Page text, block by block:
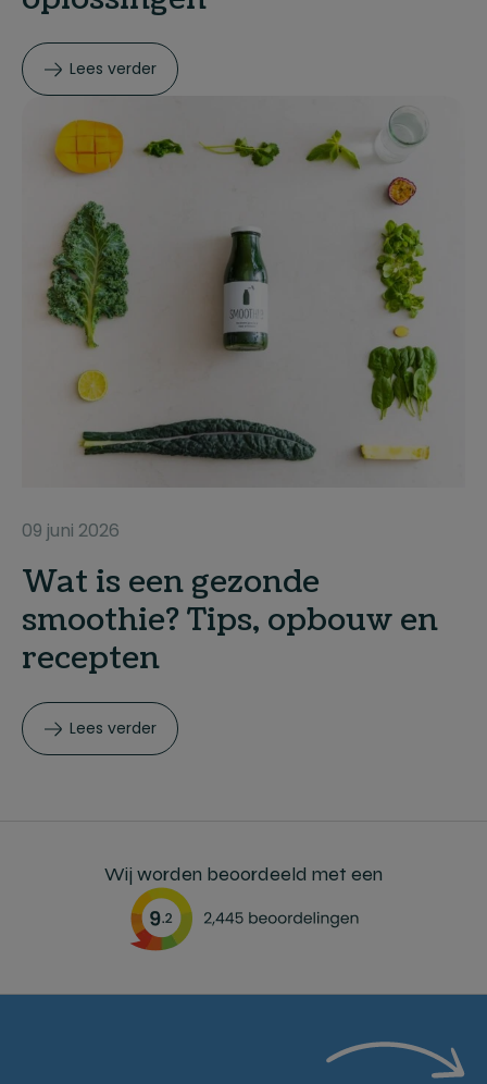
Lees verder
09 juni 2026
Wat is een gezonde
smoothie? Tips, opbouw en
recepten
Lees verder
Wij worden beoordeeld met een